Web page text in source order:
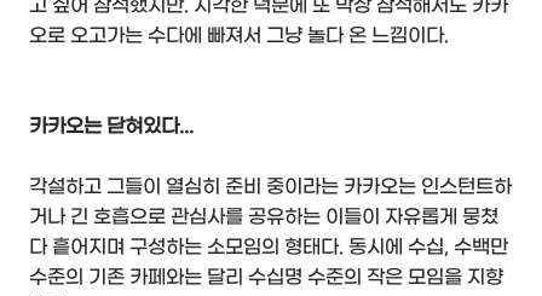
고 싶어 참석했지만. 지각한 덕분에 또 막상 참석해서도 카카
오로 오고가는 수다에 빠져서 그냥 놀다 온 느낌이다.
카카오는 닫혀있다...
각설하고 그들이 열심히 준비 중이라는 카카오는 인스턴트하
거나 긴 호흡으로 관심사를 공유하는 이들이 자유롭게 뭉쳤
다 흩어지며 구성하는 소모임의 형태다. 동시에 수십, 수백만
수준의 기존 카페와는 달리 수십명 수준의 작은 모임을 지향